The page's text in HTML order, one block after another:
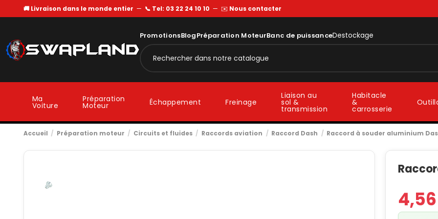
🚚 Livraison dans le monde entier — 📞 Tel: 03 22 24 10 10 — ✉️ Nous contacter
PromotionsBlogPréparation MoteurBanc de puissanceDestockage
Ma
Voiture
Préparation
Moteur Échappement Freinage
Liaison au
sol &
transmission
Habitacle
&
carrosserie
Accueil Préparation moteur Circuits et fluides Raccords aviation Raccord Dash Raccord à souder aluminium